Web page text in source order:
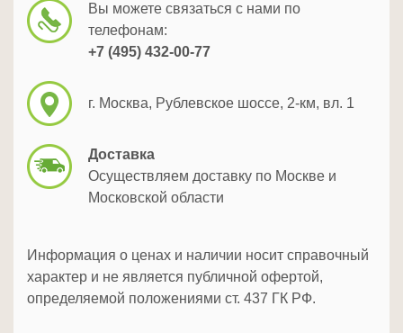
Вы можете связаться с нами по
телефонам:
+7 (495) 432-00-77
г. Москва, Рублевское шоссе, 2-км, вл. 1
Доставка
Осуществляем доставку по Москве и
Московской области
Информация о ценах и наличии носит справочный
характер и не является публичной офертой,
определяемой положениями ст. 437 ГК РФ.